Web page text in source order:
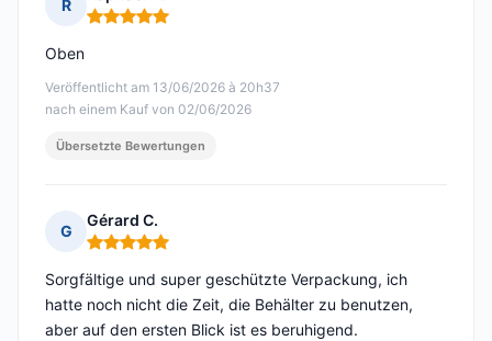
R
Hinweis: 5 von 5
Veröffentlicht am 13/06/2026 à 20h37
nach einem Kauf von 02/06/2026
Oben
Übersetzte Bewertungen
G
Gérard C.
Hinweis: 5 von 5
Sorgfältige und super geschützte Verpackung, ich
hatte noch nicht die Zeit, die Behälter zu benutzen,
aber auf den ersten Blick ist es beruhigend.